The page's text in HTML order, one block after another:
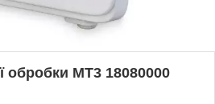
обробки MT3 18080000